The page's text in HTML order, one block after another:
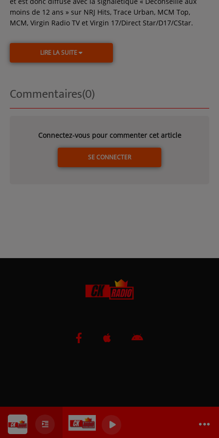
0
moins de 12 ans » sur NRJ Hits, Trace Urban, MCM Top,
MCM, Virgin Radio TV et Virgin 17/Direct Star/D17/CStar.
LIRE LA SUITE
Commentaires(0)
Connectez-vous pour commenter cet article
SE CONNECTER